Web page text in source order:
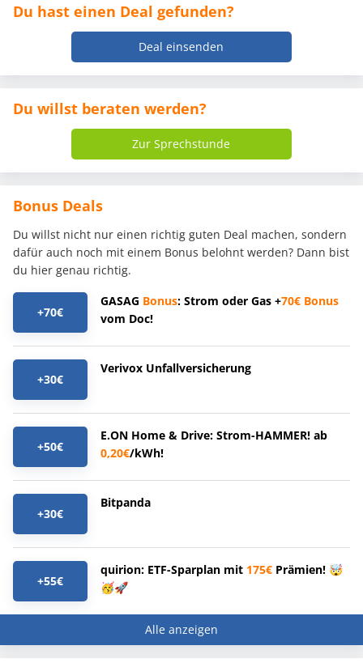
Du hast einen Deal gefunden?
Deal einsenden
Du willst beraten werden?
Zur Sprechstunde
Bonus Deals
Du willst nicht nur einen richtig guten Deal machen, sondern
dafür auch noch mit einem Bonus belohnt werden? Dann bist
du hier genau richtig.
+70€
GASAG Bonus: Strom oder Gas +70€ Bonus
vom Doc!
+30€
Verivox Unfallversicherung
+50€
E.ON Home & Drive: Strom-HAMMER! ab
0,20€/kWh!
+30€
Bitpanda
+55€
quirion: ETF-Sparplan mit 175€ Prämien! 🤯
🥳🚀
Alle anzeigen